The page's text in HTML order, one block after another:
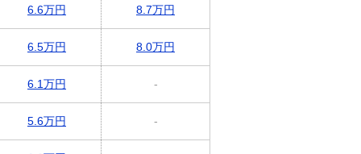
6.6万円 8.7万円
6.5万円 8.0万円
6.1万円 -
5.6万円 -